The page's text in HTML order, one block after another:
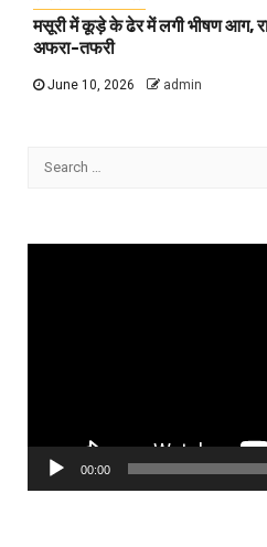
मसूरी में कूड़े के ढेर में लगी भीषण आग,
अफरा-तफरी
June 10, 2026 admin
Search
00:00